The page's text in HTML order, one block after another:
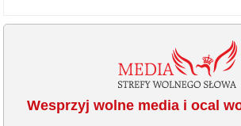
Wesprzyj wolne media i ocal